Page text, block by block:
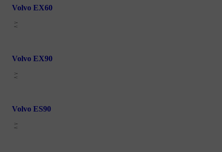
Volvo EX60
Volvo EX90
Volvo ES90